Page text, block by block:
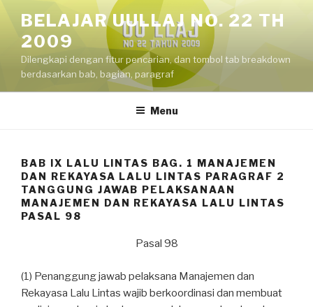
content
BELAJAR UULLAJ NO. 22 TH
2009
Dilengkapi dengan fitur pencarian, dan tombol tab breakdown
berdasarkan bab, bagian, paragraf
Menu
BAB IX LALU LINTAS BAG. 1 MANAJEMEN
DAN REKAYASA LALU LINTAS PARAGRAF 2
TANGGUNG JAWAB PELAKSANAAN
MANAJEMEN DAN REKAYASA LALU LINTAS
PASAL 98
Pasal 98
(1) Penanggung jawab pelaksana Manajemen dan
Rekayasa Lalu Lintas wajib berkoordinasi dan membuat